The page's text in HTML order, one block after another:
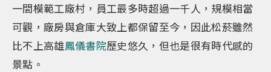
一間模範工廠村，員工最多時超過一千人，規模相當
可觀，廠房與倉庫大致上都保留至今，因此松菸雖然
比不上高雄鳳儀書院歷史悠久，但也是很有時代感的
景點。